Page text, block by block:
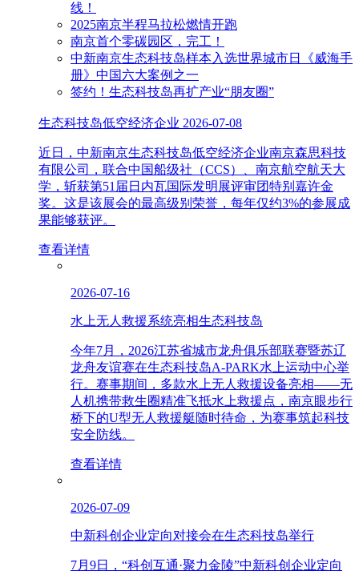
线！
2025南京半程马拉松燃情开跑
南京首个零碳园区，完工！
中新南京生态科技岛样本入选世界城市日《威海手
册》中国六大案例之一
签约！生态科技岛再扩产业“朋友圈”
生态科技岛低空经济企业 2026-07-08
近日，中新南京生态科技岛低空经济企业南京森思科技
有限公司，联合中国船级社（CCS）、南京航空航天大
学，斩获第51届日内瓦国际发明展评审团特别嘉许金
奖。这是该展会的最高级别荣誉，每年仅约3%的参展成
果能够获评。
查看详情
2026-07-16
水上无人救援系统亮相生态科技岛
今年7月，2026江苏省城市龙舟俱乐部联赛暨苏辽
龙舟友谊赛在生态科技岛A-PARK水上运动中心举
行。赛事期间，多款水上无人救援设备亮相——无
人机携带救生圈精准飞抵水上救援点，南京眼步行
桥下的U型无人救援艇随时待命，为赛事筑起科技
安全防线。
查看详情
2026-07-09
中新科创企业定向对接会在生态科技岛举行
7月9日，“科创互通·聚力金陵”中新科创企业定向